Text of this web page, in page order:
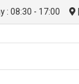
: 08:30 - 17:00